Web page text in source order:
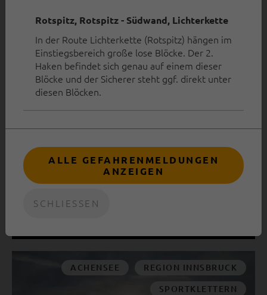
Rotspitz, Rotspitz - Südwand, Lichterkette
In der Route Lichterkette (Rotspitz) hängen im
Einstiegsbereich große lose Blöcke. Der 2.
Haken befindet sich genau auf einem dieser
Blöcke und der Sicherer steht ggf. direkt unter
diesen Blöcken.
ALLE GEFAHRENMELDUNGEN
ANZEIGEN
SCHLIESSEN
ACHENSEE
MEHRSEILLÄNGEN
STEINBERGE
TANNHEIMER TAL
GEBIETE FÜR DEN HERBST
ACHENSEE
REGION INNSBRUCK
SPORTKLETTERN